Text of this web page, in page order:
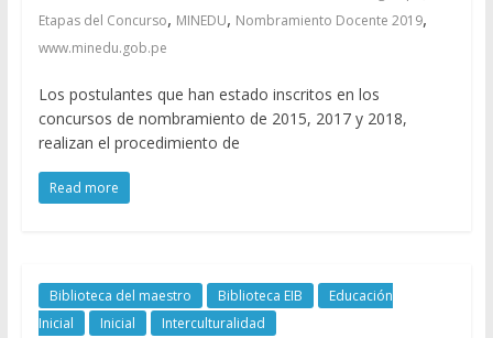
Etapas del Concurso, MINEDU, Nombramiento Docente 2019,
www.minedu.gob.pe
Los postulantes que han estado inscritos en los
concursos de nombramiento de 2015, 2017 y 2018,
realizan el procedimiento de
Read more
Biblioteca del maestro Biblioteca EIB
Educación
Inicial
Inicial Interculturalidad